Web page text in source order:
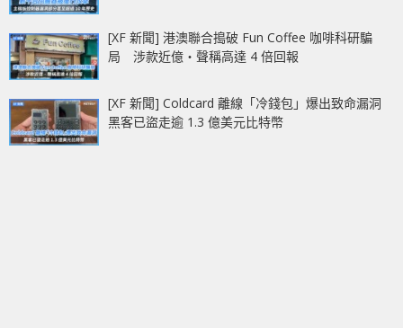
[XF 新聞] 港澳聯合搗破 Fun Coffee 咖啡科研騙
局 涉款近億‧聲稱高達 4 倍回報
[XF 新聞] Coldcard 離線「冷錢包」爆出致命漏洞
黑客已盜走逾 1.3 億美元比特幣